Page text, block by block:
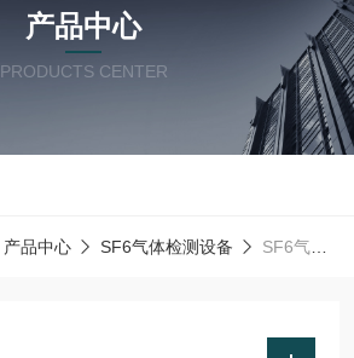
产品中心
PRODUCTS CENTER
产品中心 SF6气体检测设备 SF6气体泄露定量检测仪